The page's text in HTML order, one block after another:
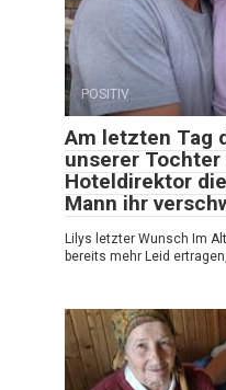
POSITIV
Am letzten Tag
unserer
Hoteldirektor
Mann ihr
Lilys letzter Wunsch Im
bereits mehr Leid ertragen,